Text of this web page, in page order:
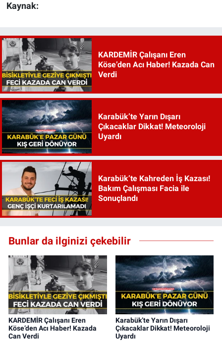
Kaynak:
KARDEMİR Çalışanı Eren
Köse’den Acı Haber! Kazada Can
Verdi
Karabük’te Yarın Dışarı
Çıkacaklar Dikkat! Meteoroloji
Uyardı
Karabük’te Kahreden İş Kazası!
Bakım Çalışması Facia ile
Sonuçlandı
Bunlar da ilginizi çekebilir
KARDEMİR Çalışanı Eren
Köse’den Acı Haber! Kazada
Can Verdi
Karabük’te Yarın Dışarı
Çıkacaklar Dikkat! Meteoroloji
Uyardı